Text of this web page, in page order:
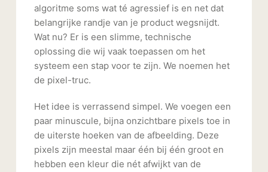
algoritme soms wat té agressief is en net dat
belangrijke randje van je product wegsnijdt.
Wat nu? Er is een slimme, technische
oplossing die wij vaak toepassen om het
systeem een stap voor te zijn. We noemen het
de pixel-truc.
Het idee is verrassend simpel. We voegen een
paar minuscule, bijna onzichtbare pixels toe in
de uiterste hoeken van de afbeelding. Deze
pixels zijn meestal maar één bij één groot en
hebben een kleur die nét afwijkt van de